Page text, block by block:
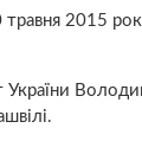
2015
України